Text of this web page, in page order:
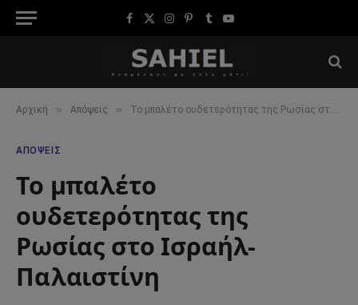
Facebook
X
Instagram
Pinterest
TumblrYouTube
Αρχική » Απόψεις » Το μπαλέτο ουδετερότητας της Ρωσίας στο Ισραήλ-Παλαιστίνη
ΑΠΌΨΕΙΣ
Το μπαλέτο
ουδετερότητας της
Ρωσίας στο Ισραήλ-
Παλαιστίνη